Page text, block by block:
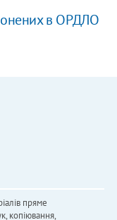
в ОРДЛО
пряме
копіювання,